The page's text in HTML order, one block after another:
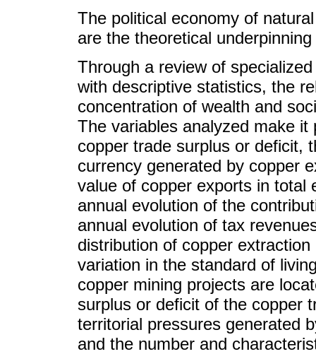
The political economy of
are the theoretical
Through a review of
with descriptive statistics, the
concentration of wealth and
The variables analyzed make
copper trade surplus or deficit,
currency generated by copper
value of copper exports in total
annual evolution of the
annual evolution of tax
distribution of copper
variation in the standard of
copper mining projects are
surplus or deficit of the copper
territorial pressures generated
and the number and